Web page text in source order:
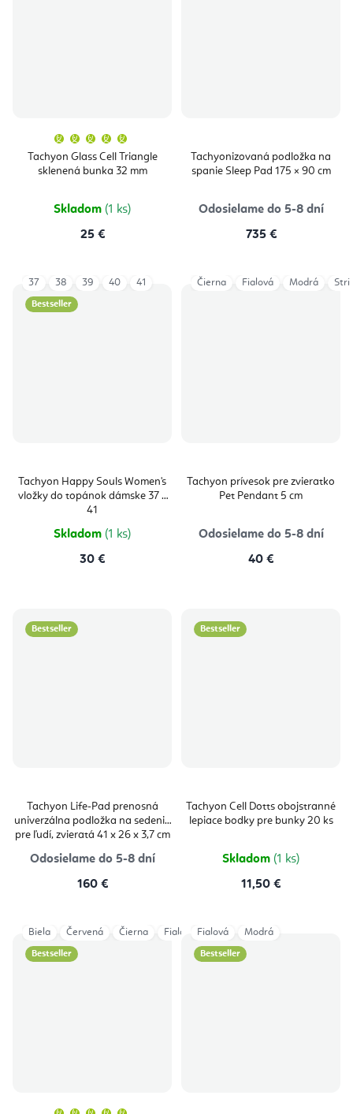
Tachyon Glass Cell Triangle
sklenená bunka 32 mm
produktu
je
5,0
Skladom (1 ks)
25 €
Tachyonizovaná podložka na
spanie Sleep Pad 175 × 90 cm
Odosielame do 5-8 dní
735 €
Bestseller
Tachyon Happy Souls Women's
vložky do topánok dámske 37 –
41
Skladom (1 ks)
30 €
37 38 39 40 41
Tachyon prívesok pre zvieratko
Pet Pendant 5 cm
Odosielame do 5-8 dní
40 €
Čierna Fialová Modrá
Bestseller
Tachyon Life-Pad prenosná
univerzálna podložka na sedenie
pre ľudí, zvieratá 41 x 26 x 3,7 cm
Odosielame do 5-8 dní
160 €
Bestseller
Tachyon Cell Dotts obojstranné
lepiace bodky pre bunky 20 ks
Skladom (1 ks)
11,50 €
Bestseller
Biela Červená Čierna Fialová Modrá Sivá
Bestseller
Fialová Modrá